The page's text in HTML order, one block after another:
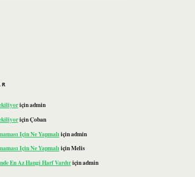
içinadmin
içinÇoban
Için Ne Yapmalı içinadmin
Için Ne YapmalıiçinMelis
En Az Hangi Harf Vardıriçinadmin